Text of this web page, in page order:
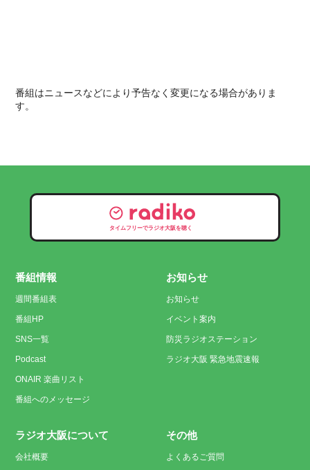
番組はニュースなどにより予告なく変更になる場合がありま
す。
タイムフリーでラジオ大阪を聴く
番組情報
週間番組表
番組HP
SNS一覧
Podcast
ONAIR 楽曲リスト
番組へのメッセージ
お知らせ
お知らせ
イベント案内
防災ラジオステーション
ラジオ大阪 緊急地震速報
ラジオ大阪について
会社概要
その他
よくあるご質問